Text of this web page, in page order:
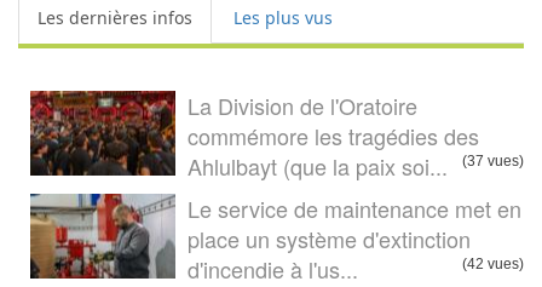
Les dernières infos Les plus vus
La Division de l'Oratoire
commémore les tragédies des
Ahlulbayt (que la paix soi...
(37 vues)
Le service de maintenance met en
place un système d'extinction
d'incendie à l'us...
(42 vues)